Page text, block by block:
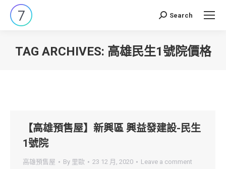
Search:
Search
TAG ARCHIVES: 高雄民生1號院價格
【高雄預售屋】新興區 興益發建設-民生
1號院
高雄預售屋 By 里歐 23 12 月, 2020 Leave a comment